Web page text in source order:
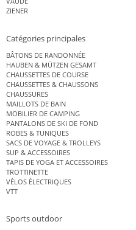
ZIENER
Catégories principales
BÂTONS DE RANDONNÉE
HAUBEN & MÜTZEN GESAMT
CHAUSSETTES DE COURSE
CHAUSSETTES & CHAUSSONS
CHAUSSURES
MAILLOTS DE BAIN
MOBILIER DE CAMPING
PANTALONS DE SKI DE FOND
ROBES & TUNIQUES
SACS DE VOYAGE & TROLLEYS
SUP & ACCESSOIRES
TAPIS DE YOGA ET ACCESSOIRES
TROTTINETTE
VÉLOS ÉLECTRIQUES
VTT
Sports outdoor